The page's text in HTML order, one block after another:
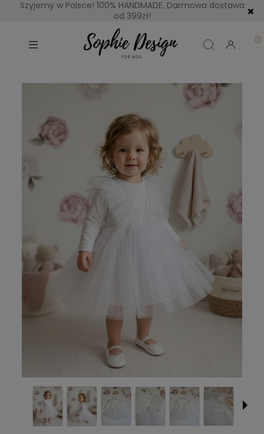
Szyjemy w Polsce! 100% HANDMADE. Darmowa dostawa
od 399zł!